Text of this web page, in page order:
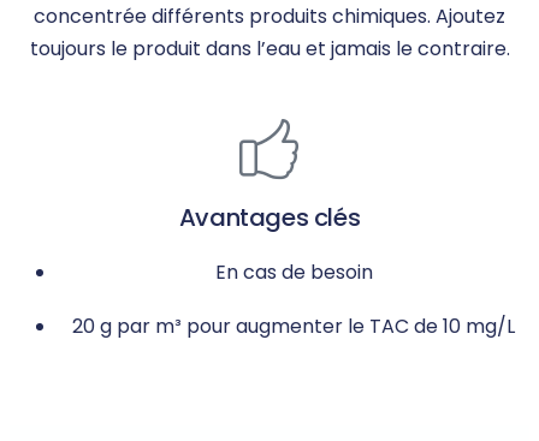
concentrée différents produits chimiques. Ajoutez
toujours le produit dans l’eau et jamais le contraire.
Avantages clés
En cas de besoin
20 g par m³ pour augmenter le TAC de 10 mg/L